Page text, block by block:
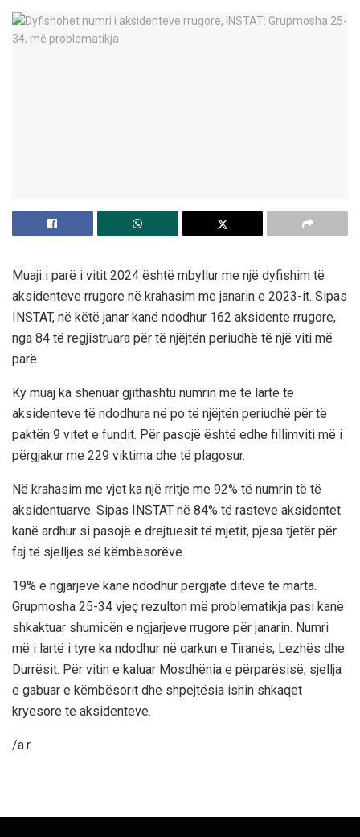
Muaji i parë i vitit 2024 është mbyllur me një dyfishim të
aksidenteve rrugore në krahasim me janarin e 2023-it. Sipas
INSTAT, në këtë janar kanë ndodhur 162 aksidente rrugore,
nga 84 të regjistruara për të njëjtën periudhë të një viti më
parë.
Ky muaj ka shënuar gjithashtu numrin më të lartë të
aksidenteve të ndodhura në po të njëjtën periudhë për të
paktën 9 vitet e fundit. Për pasojë është edhe fillimviti më i
përgjakur me 229 viktima dhe të plagosur.
Në krahasim me vjet ka një rritje me 92% të numrin të të
aksidentuarve. Sipas INSTAT në 84% të rasteve aksidentet
kanë ardhur si pasojë e drejtuesit të mjetit, pjesa tjetër për
faj të sjelljes së këmbësorëve.
19% e ngjarjeve kanë ndodhur përgjatë ditëve të marta.
Grupmosha 25-34 vjeç rezulton më problematikja pasi kanë
shkaktuar shumicën e ngjarjeve rrugore për janarin. Numri
më i lartë i tyre ka ndodhur në qarkun e Tiranës, Lezhës dhe
Durrësit. Për vitin e kaluar Mosdhënia e përparësisë, sjellja
e gabuar e këmbësorit dhe shpejtësia ishin shkaqet
kryesore te aksidenteve.
/a.r